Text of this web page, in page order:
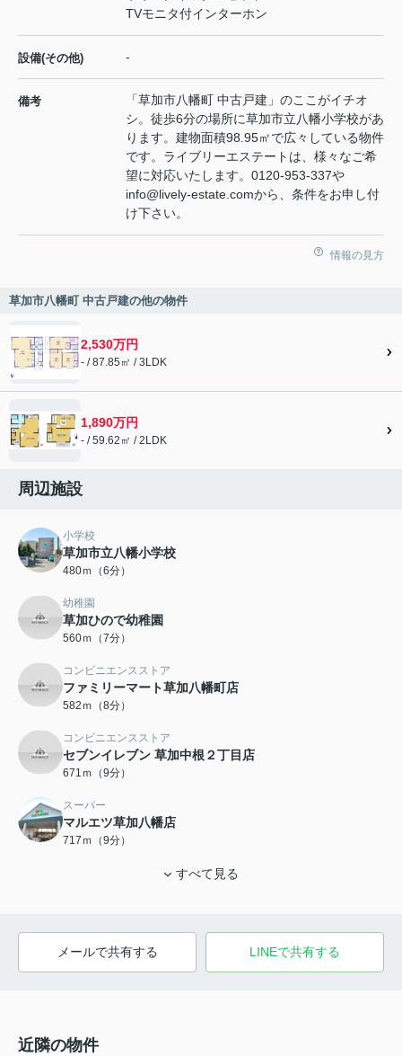
TVモニタ付インターホン
設備(その他) -
備考
「草加市八幡町 中古戸建」のここがイチオ
シ。徒歩6分の場所に草加市立八幡小学校があ
ります。建物面積98.95㎡で広々している物件
です。ライブリーエステートは、様々なご希
望に対応いたします。0120-953-337や
info@lively-estate.comから、条件をお申し付
け下さい。
情報の見方
草加市八幡町 中古戸建の他の物件
2,530万円
- / 87.85㎡ / 3LDK
1,890万円
- / 59.62㎡ / 2LDK
周辺施設
小学校
草加市立八幡小学校
480ｍ（6分）
幼稚園
草加ひので幼稚園
560ｍ（7分）
コンビニエンスストア
ファミリーマート草加八幡町店
582ｍ（8分）
コンビニエンスストア
セブンイレブン 草加中根２丁目店
671ｍ（9分）
スーパー
マルエツ草加八幡店
717ｍ（9分）
すべて見る
メールで共有する LINEで共有する
近隣の物件